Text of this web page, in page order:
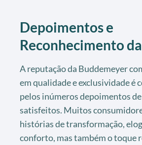
Depoimentos e
Reconhecimento
A reputação da Buddemeyer
em qualidade e exclusividade é
pelos inúmeros depoimentos
satisfeitos. Muitos
histórias de transformação,
conforto, mas também o toque